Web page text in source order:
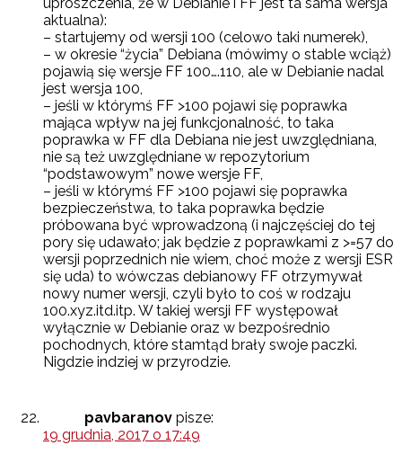
aktualna):
– startujemy od wersji 100 (celowo taki numerek),
– w okresie “życia” Debiana (mówimy o stable wciąż)
pojawią się wersje FF 100….110, ale w Debianie nadal
jest wersja 100,
– jeśli w którymś FF >100 pojawi się poprawka
mająca wpływ na jej funkcjonalność, to taka
poprawka w FF dla Debiana nie jest uwzględniana,
nie są też uwzględniane w repozytorium
“podstawowym” nowe wersje FF,
– jeśli w którymś FF >100 pojawi się poprawka
bezpieczeństwa, to taka poprawka będzie
próbowana być wprowadzoną (i najczęściej do tej
pory się udawało; jak będzie z poprawkami z >=57 do
wersji poprzednich nie wiem, choć może z wersji ESR
się uda) to wówczas debianowy FF otrzymywał
nowy numer wersji, czyli było to coś w rodzaju
100.xyz.itd.itp. W takiej wersji FF występował
wyłącznie w Debianie oraz w bezpośrednio
pochodnych, które stamtąd brały swoje paczki.
Nigdzie indziej w przyrodzie.
pavbaranov pisze:
19 grudnia, 2017 o 17:49